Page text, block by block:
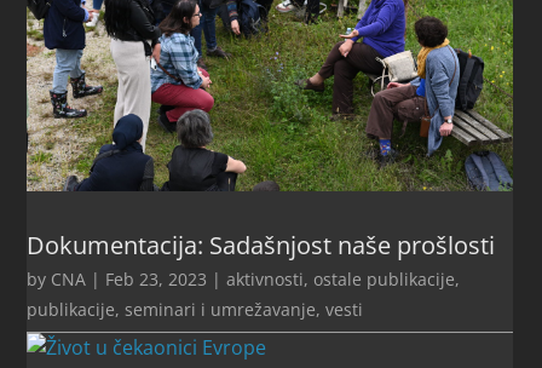
Dokumentacija: Sadašnjost naše prošlosti
by CNA | Feb 23, 2023 |aktivnosti, ostale publikacije,
publikacije, seminari i umrežavanje,vesti